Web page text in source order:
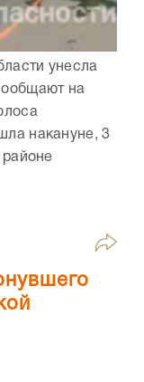
унесла
на
накануне, 3